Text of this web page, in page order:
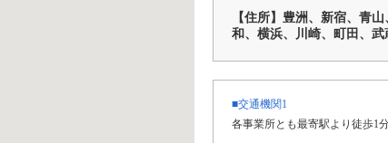
【住所】豊洲、新宿、青
和、横浜、川崎、町田、
■交通機関1
各事業所とも最寄駅より徒歩1